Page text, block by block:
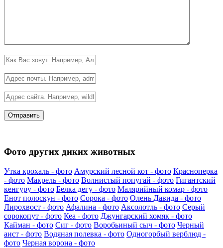
Фото других диких животных
Утка крохаль - фото Амурский лесной кот - фото Красноперка
- фото Макрель - фото Волнистый попугай - фото Гигантский
кенгуру - фото Белка дегу - фото Малярийный комар - фото
Енот полоскун - фото Сорока - фото Олень Давида - фото
Лирохвост - фото Афалина - фото Аксолотль - фото Серый
сорокопут - фото Кеа - фото Джунгарский хомяк - фото
Кайман - фото Сиг - фото Воробьиный сыч - фото Черный
аист - фото Водяная полевка - фото Одногорбый верблюд -
фото Черная ворона - фото